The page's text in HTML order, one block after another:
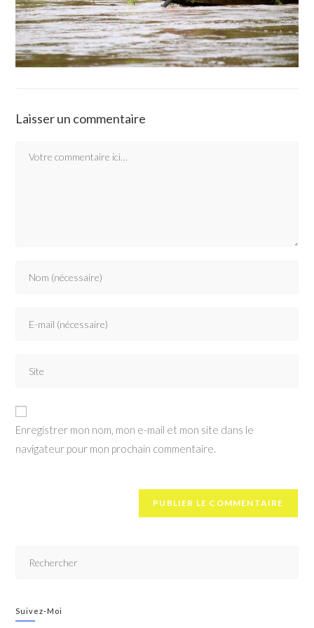
Laisser un commentaire
Enregistrer mon nom, mon e-mail et mon site dans le
navigateur pour mon prochain commentaire.
Suivez-Moi